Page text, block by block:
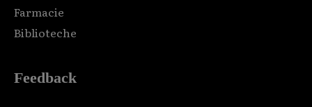
Farmacie
Biblioteche
Feedback